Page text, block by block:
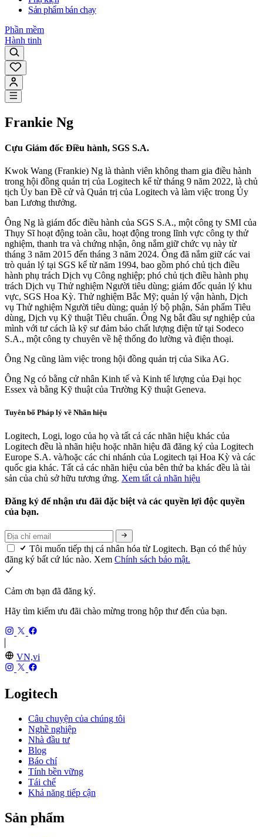
Sản phẩm bán chạy
Phần mềm
Hành tinh
Frankie Ng
Cựu Giám đốc Điều hành, SGS S.A.
Kwok Wang (Frankie) Ng là thành viên không tham gia điều hành
trong hội đồng quản trị của Logitech kể từ tháng 9 năm 2022, là chủ
tịch Ủy ban Đề cử và Quản trị của Logitech và làm việc trong Ủy
ban Lương thưởng.
Ông Ng là giám đốc điều hành của SGS S.A., một công ty SMI của
Thụy Sĩ hoạt động toàn cầu, hoạt động trong lĩnh vực công ty thử
nghiệm, thanh tra và chứng nhận, ông nắm giữ chức vụ này từ
tháng 3 năm 2015 đến tháng 3 năm 2024. Ông đã nắm giữ các vai
trò quản lý tại SGS kể từ năm 1994, bao gồm phó chủ tịch điều
hành phụ trách Dịch vụ Công nghiệp; phó chủ tịch điều hành phụ
trách Dịch vụ Thử nghiệm Người tiêu dùng; giám đốc quản lý khu
vực, SGS Hoa Kỳ. Thử nghiệm Bắc Mỹ; quản lý vận hành, Dịch
vụ Thử nghiệm Người tiêu dùng; quản lý bộ phận, Sản phẩm Tiêu
dùng, Dịch vụ Kỹ thuật Tiêu chuẩn. Ông Ng bắt đầu sự nghiệp của
mình với tư cách là kỹ sư đảm bảo chất lượng điện tử tại Sodeco
S.A., một công ty chuyên về hệ thống đo lường và điện thoại.
Ông Ng cũng làm việc trong hội đồng quản trị của Sika AG.
Ông Ng có bằng cử nhân Kinh tế và Kinh tế lượng của Đại học
Essex và bằng Kỹ thuật của Trường Kỹ thuật Geneva.
Tuyên bố Pháp lý về Nhãn hiệu
Logitech, Logi, logo của họ và tất cả các nhãn hiệu khác của
Logitech đều là nhãn hiệu hoặc nhãn hiệu đã đăng ký của Logitech
Europe S.A. và/hoặc các chi nhánh của Logitech tại Hoa Kỳ và các
quốc gia khác. Tất cả các nhãn hiệu của bên thứ ba khác đều là tài
sản của chủ sở hữu tương ứng. Xem tất cả nhãn hiệu
Đăng ký để nhận ưu đãi đặc biệt và các quyền lợi độc quyền
của bạn.
Tôi muốn tiếp thị cá nhân hóa từ Logitech. Bạn có thể hủy
đăng ký bất cứ lúc nào. Xem Chính sách bảo mật.
Cảm ơn bạn đã đăng ký.
Hãy tìm kiếm ưu đãi chào mừng trong hộp thư đến của bạn.
VN,vi
Logitech
Câu chuyện của chúng tôi
Nghề nghiệp
Nhà đầu tư
Blog
Báo chí
Tính bền vững
Tái chế
Khả năng tiếp cận
Sản phẩm